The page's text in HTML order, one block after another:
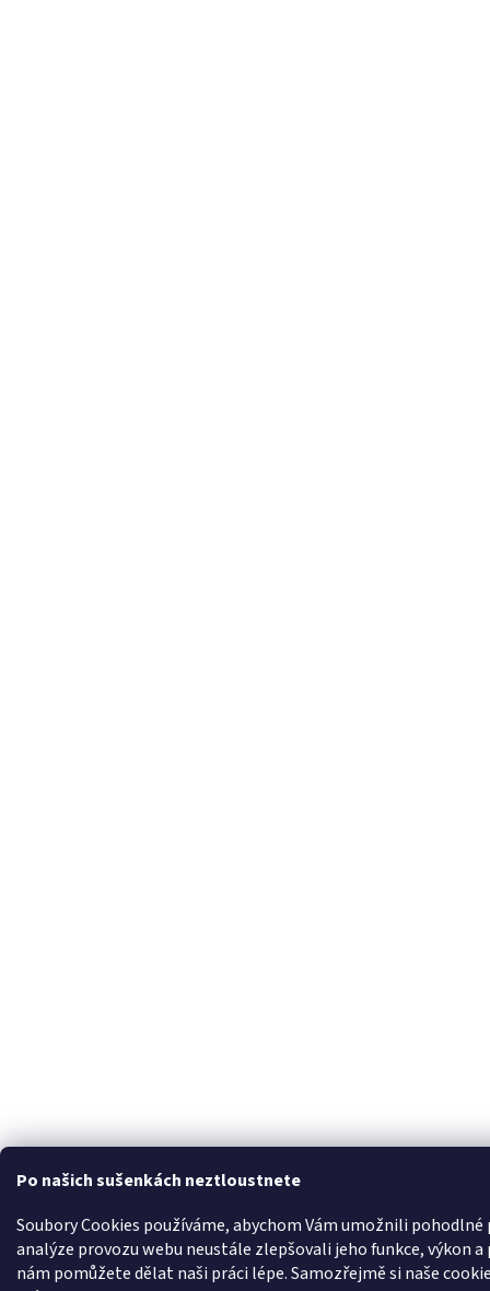
Po našich sušenkách neztloustnete
Soubory Cookies používáme, abychom Vám umožnili
analýze provozu webu neustále zlepšovali jeho funkce, výkon
nám pomůžete dělat naši práci lépe. Samozřejmě si naše